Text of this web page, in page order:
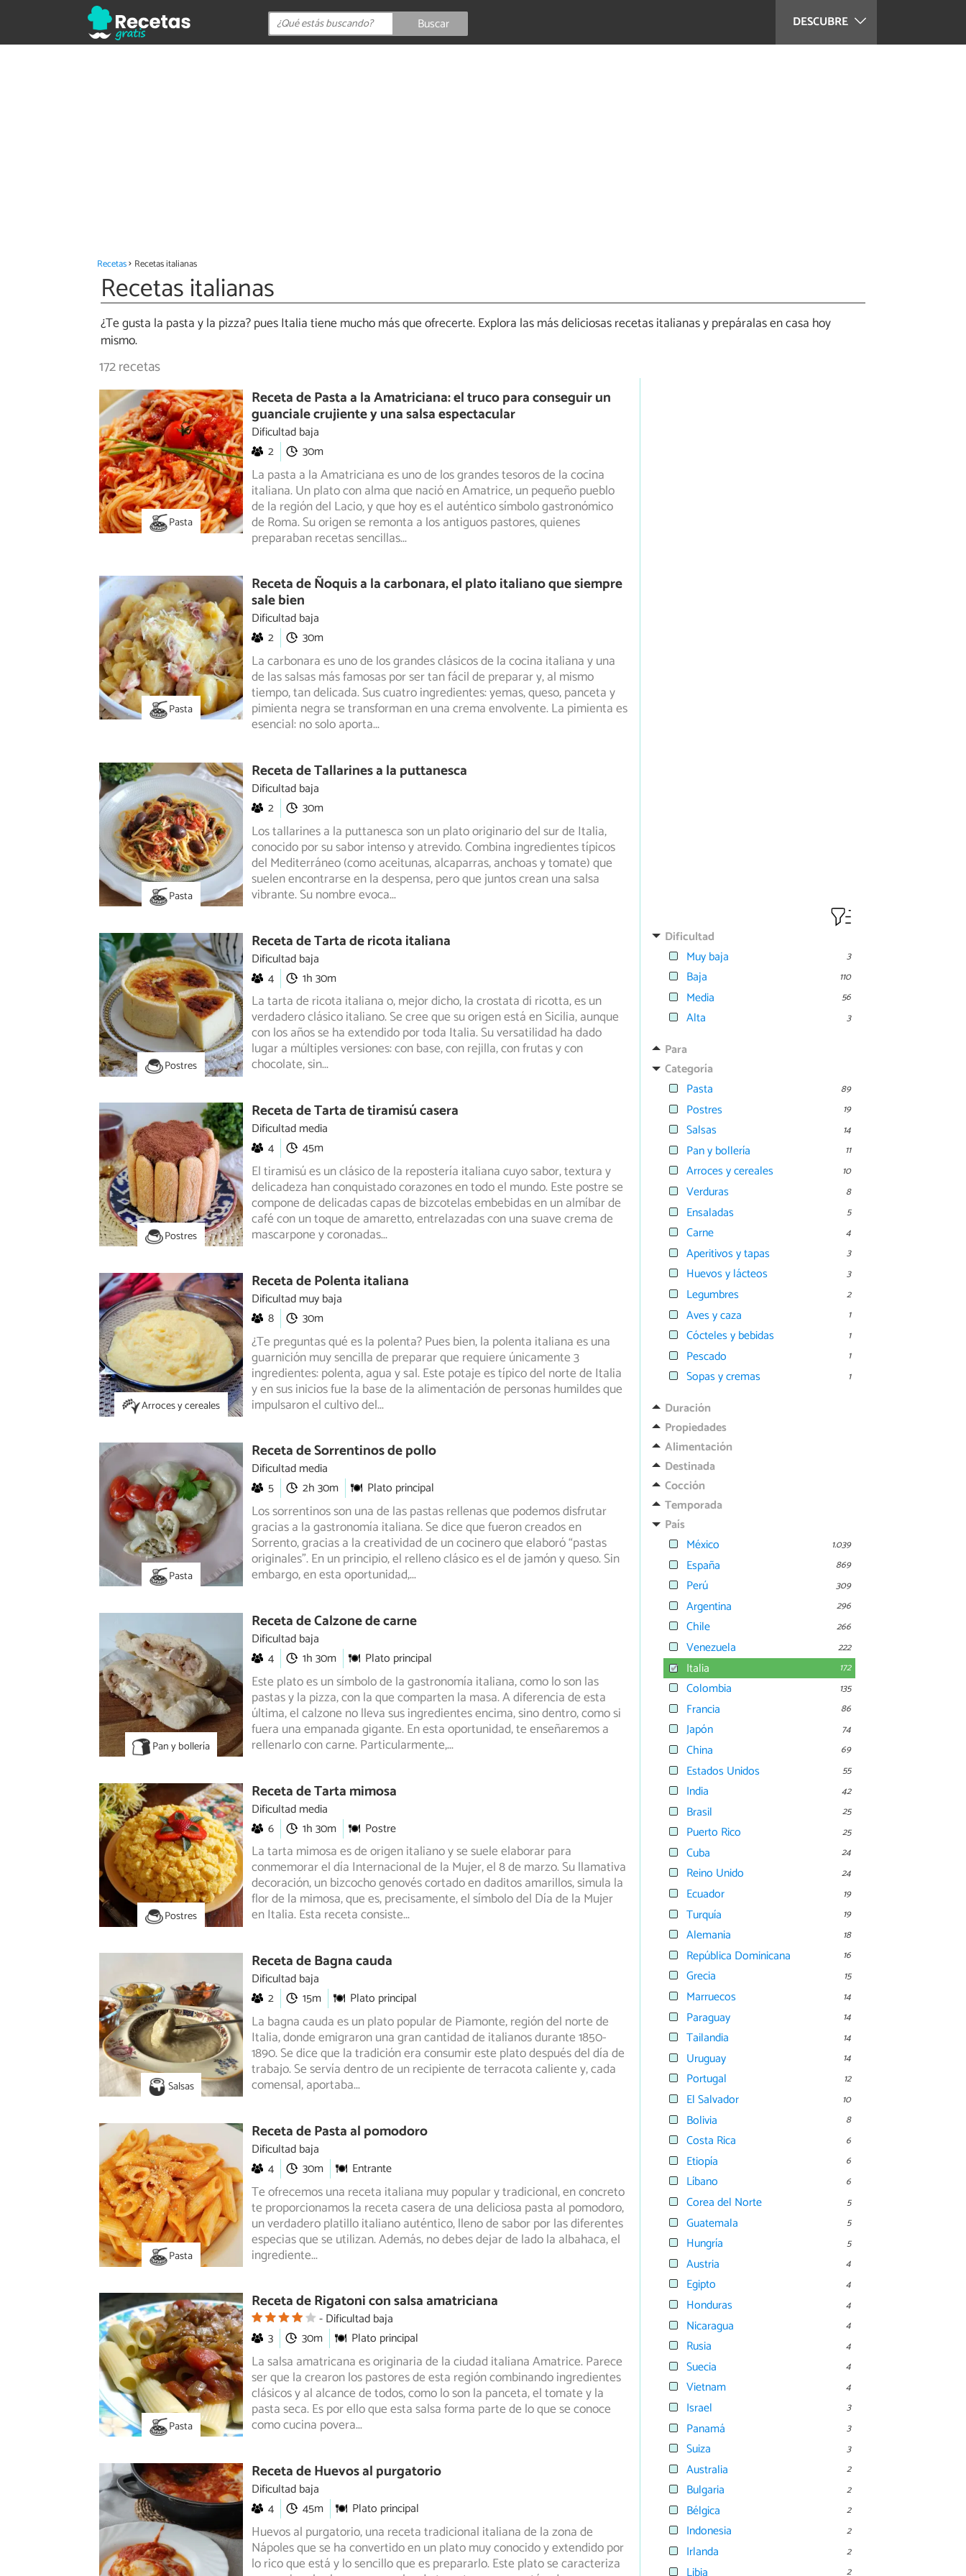
DESCUBRE
Buscar
Recetas Recetas italianas
Recetas italianas
¿Te gusta la pasta y la pizza? pues Italia tiene mucho más que ofrecerte. Explora las más deliciosas recetas italianas y prepáralas en casa hoy
mismo.
172 recetas
Pasta
Receta de Pasta a la Amatriciana: el truco para conseguir un
guanciale crujiente y una salsa espectacular
Dificultad baja
2
30m
La pasta a la Amatriciana es uno de los grandes tesoros de la cocina
italiana. Un plato con alma que nació en Amatrice, un pequeño pueblo
de la región del Lacio, y que hoy es el auténtico símbolo gastronómico
de Roma. Su origen se remonta a los antiguos pastores, quienes
preparaban recetas sencillas...
Pasta
Receta de Ñoquis a la carbonara, el plato italiano que siempre
sale bien
Dificultad baja
2
30m
La carbonara es uno de los grandes clásicos de la cocina italiana y una
de las salsas más famosas por ser tan fácil de preparar y, al mismo
tiempo, tan delicada. Sus cuatro ingredientes: yemas, queso, panceta y
pimienta negra se transforman en una crema envolvente. La pimienta es
esencial: no solo aporta...
Pasta
Receta de Tallarines a la puttanesca
Dificultad baja
2
30m
Los tallarines a la puttanesca son un plato originario del sur de Italia,
conocido por su sabor intenso y atrevido. Combina ingredientes típicos
del Mediterráneo (como aceitunas, alcaparras, anchoas y tomate) que
suelen encontrarse en la despensa, pero que juntos crean una salsa
vibrante. Su nombre evoca...
Postres
Receta de Tarta de ricota italiana
Dificultad baja
4
1h 30m
La tarta de ricota italiana o, mejor dicho, la crostata di ricotta, es un
verdadero clásico italiano. Se cree que su origen está en Sicilia,aunque
con los años se ha extendido por toda Italia. Su versatilidad ha dado
lugar a múltiples versiones: con base, con rejilla, con frutas y con
chocolate, sin...
Postres
Receta de Tarta de tiramisú casera
Dificultad media
4
45m
El tiramisú es un clásico de la repostería italiana cuyo sabor, textura y
delicadeza han conquistado corazones en todo el mundo. Este postrese
compone de delicadas capas de bizcotelas embebidas en un almíbar de
café con un toque de amaretto, entrelazadas con una suave crema de
mascarpone y coronadas...
Arroces y cereales
Receta de Polenta italiana
Dificultad muy baja
8
30m
¿Te preguntas qué es la polenta? Pues bien, la polenta italiana es una
guarnición muy sencilla de preparar que requiere únicamente 3
ingredientes:polenta, agua y sal. Este potaje es típico del norte de Italia
y en sus inicios fue la base de la alimentación de personas humildes que
impulsaron el cultivo del...
Pasta
Receta de Sorrentinos de pollo
Dificultad media
5
2h 30m Plato principal
Los sorrentinos son una de las pastas rellenas que podemos disfrutar
gracias a la gastronomía italiana. Se dice que fueron creados en
Sorrento,gracias a la creatividad de un cocinero que elaboró “pastas
originales”. En un principio, el relleno clásico es el de jamón y queso. Sin
embargo, en esta oportunidad,...
Pan y bollería
Receta de Calzone de carne
Dificultad baja
4
1h 30m Plato principal
Este plato es un símbolo de la gastronomía italiana, como lo son las
pastas y la pizza, con la que comparten la masa. A diferencia de esta
última,el calzone no lleva sus ingredientes encima, sino dentro, como si
fuera una empanada gigante. En esta oportunidad, te enseñaremos a
rellenarlo con carne. Particularmente,...
Postres
Receta de Tarta mimosa
Dificultad media
6
1h 30m Postre
La tarta mimosa es de origen italiano y se suele elaborar para
conmemorar el día Internacional de la Mujer, el 8 de marzo. Su llamativa
decoración,un bizcocho genovés cortado en daditos amarillos, simula la
flor de la mimosa, que es, precisamente, el símbolo del Día de la Mujer
en Italia. Esta receta consiste...
Salsas
Receta de Bagna cauda
Dificultad baja
2
15m Plato principal
La bagna cauda es un plato popular de Piamonte, región del norte de
Italia, donde emigraron una gran cantidad de italianos durante 1850-
1890.Se dice que la tradición era consumir este plato después del día de
trabajo. Se servía dentro de un recipiente de terracota caliente y, cada
comensal, aportaba...
Pasta
Receta de Pasta al pomodoro
Dificultad baja
4
30m Entrante
Te ofrecemos una receta italiana muy popular y tradicional, en concreto
te proporcionamos la receta casera de una deliciosa pasta al pomodoro,
un verdadero platillo italiano auténtico, lleno de sabor por las diferentes
especias que se utilizan. Además, no debes dejar de lado la albahaca, el
ingrediente...
Pasta
Receta de Rigatoni con salsa amatriciana
Dificultad baja
3
30m Plato principal
La salsa amatricana es originaria de la ciudad italiana Amatrice. Parece
ser que la crearon los pastores de esta región combinando ingredientes
clásicos y al alcance de todos, como lo son la panceta, el tomate y la
pasta seca. Es por ello que esta salsa forma parte de lo que se conoce
como cucina povera...
Receta de Huevos al purgatorio
Dificultad baja
4
45m Plato principal
Huevos al purgatorio, una receta tradicional italiana de la zona de
Nápoles que se ha convertido en un plato muy conocido y extendido por
lorico que está y lo sencillo que es prepararlo. Este plato se caracteriza
Dificultad
Muy baja
3
Baja 110
Media 56
Alta 3
Para
Categoría
Pasta
89
Postres 19
Salsas 14
Pan y bollería 11
Arroces y cereales 10
Verduras 8
Ensaladas 5
Carne 4
Aperitivos y tapas 3
Huevos y lácteos 3
Legumbres 2
Aves y caza 1
Cócteles y bebidas 1
Pescado 1
Sopas y cremas 1
Duración
Propiedades
Alimentación
Destinada
Cocción
Temporada
País
México
1.039
España 869
Perú 309
Argentina 296
Chile 266
Venezuela 222
Italia 172
Colombia 135
Francia 86
Japón 74
China 69
Estados Unidos 55
India 42
Brasil 25
Puerto Rico 25
Cuba 24
Reino Unido 24
Ecuador 19
Turquía 19
Alemania 18
República Dominicana 16
Grecia 15
Marruecos 14
Paraguay 14
Tailandia 14
Uruguay 14
Portugal 12
El Salvador 10
Bolivia 8
Costa Rica 6
Etiopía 6
Líbano 6
Corea del Norte 5
Guatemala 5
Hungría 5
Austria 4
Egipto 4
Honduras 4
Nicaragua 4
Rusia 4
Suecia 4
Vietnam 4
Israel 3
Panamá 3
Suiza 3
Australia 2
Bulgaria 2
Bélgica 2
Indonesia 2
Irlanda 2
2